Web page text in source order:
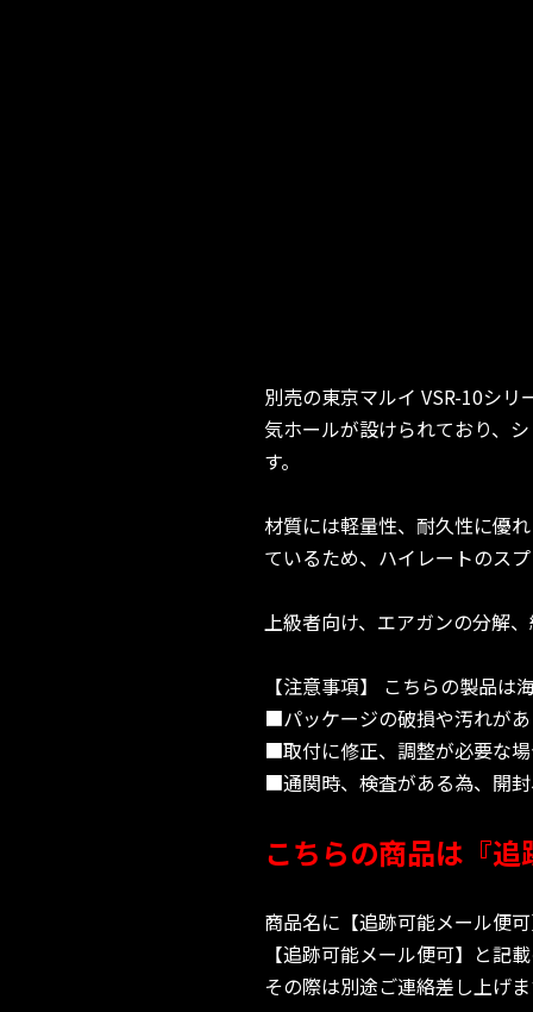
別売の東京マルイ VSR-10シ
気ホールが設けられており、
す。
材質には軽量性、耐久性に優
ているため、ハイレートのス
上級者向け、エアガンの分解
【注意事項】 こちらの製品
■パッケージの破損や汚れが
■取付に修正、調整が必要な
■通関時、検査がある為、開
こちらの商品は『
商品名に【追跡可能メール便
【追跡可能メール便可】と記
その際は別途ご連絡差し上げ